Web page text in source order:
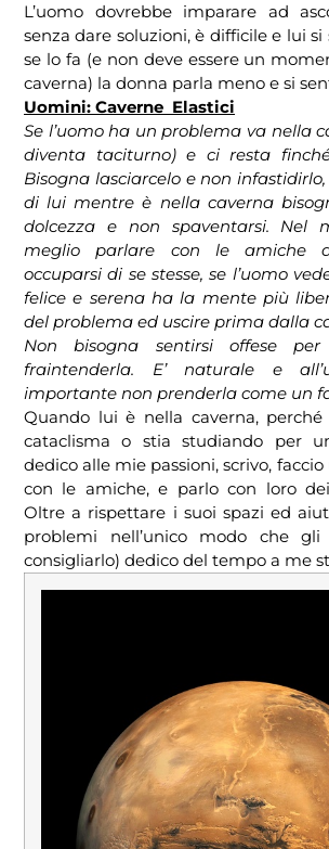
L’uomo dovrebbe imparare ad
senza dare soluzioni, è difficile e lui si
se lo fa (e non deve essere un
caverna) la donna parla meno e si
Uomini: Caverne Elastici
Se l’uomo ha un problema va nella
diventa taciturno) e ci resta
Bisogna lasciarcelo e non
di lui mentre è nella caverna
dolcezza e non spaventarsi. Nel
meglio parlare con le amiche
occuparsi di se stesse, se l’uomo
felice e serena ha la mente più
del problema ed uscire prima dalla
Non bisogna sentirsi offese
fraintenderla. E’ naturale e
importante non prenderla come un
Quando lui è nella caverna, perché
cataclisma o stia studiando per
dedico alle mie passioni, scrivo,
con le amiche, e parlo con loro
Oltre a rispettare i suoi spazi ed
problemi nell’unico modo che
consigliarlo) dedico del tempo a me